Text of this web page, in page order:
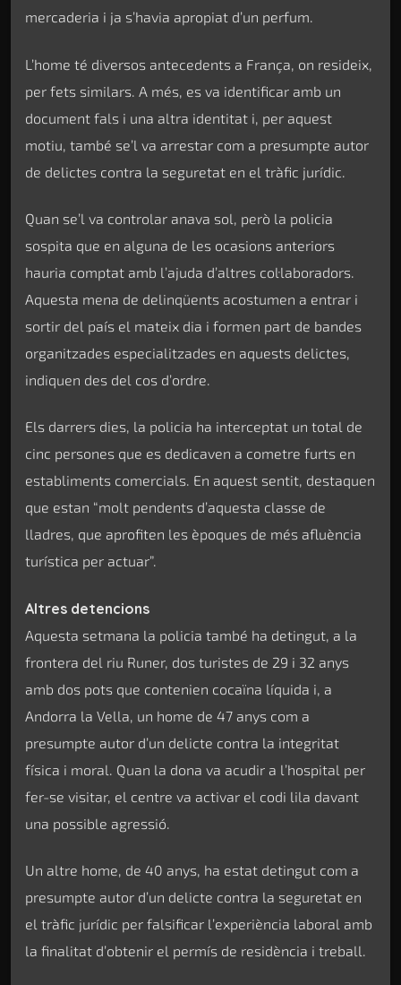
mercaderia i ja s’havia apropiat d’un perfum.
L’home té diversos antecedents a França, on resideix,
per fets similars. A més, es va identificar amb un
document fals i una altra identitat i, per aquest
motiu, també se’l va arrestar com a presumpte autor
de delictes contra la seguretat en el tràfic jurídic.
Quan se’l va controlar anava sol, però la policia
sospita que en alguna de les ocasions anteriors
hauria comptat amb l’ajuda d’altres col·laboradors.
Aquesta mena de delinqüents acostumen a entrar i
sortir del país el mateix dia i formen part de bandes
organitzades especialitzades en aquests delictes,
indiquen des del cos d’ordre.
Els darrers dies, la policia ha interceptat un total de
cinc persones que es dedicaven a cometre furts en
establiments comercials. En aquest sentit, destaquen
que estan “molt pendents d’aquesta classe de
lladres, que aprofiten les èpoques de més afluència
turística per actuar”.
Altres detencions
Aquesta setmana la policia també ha detingut, a la
frontera del riu Runer, dos turistes de 29 i 32 anys
amb dos pots que contenien cocaïna líquida i, a
Andorra la Vella, un home de 47 anys com a
presumpte autor d’un delicte contra la integritat
física i moral. Quan la dona va acudir a l’hospital per
fer-se visitar, el centre va activar el codi lila davant
una possible agressió.
Un altre home, de 40 anys, ha estat detingut com a
presumpte autor d’un delicte contra la seguretat en
el tràfic jurídic per falsificar l’experiència laboral amb
la finalitat d’obtenir el permís de residència i treball.